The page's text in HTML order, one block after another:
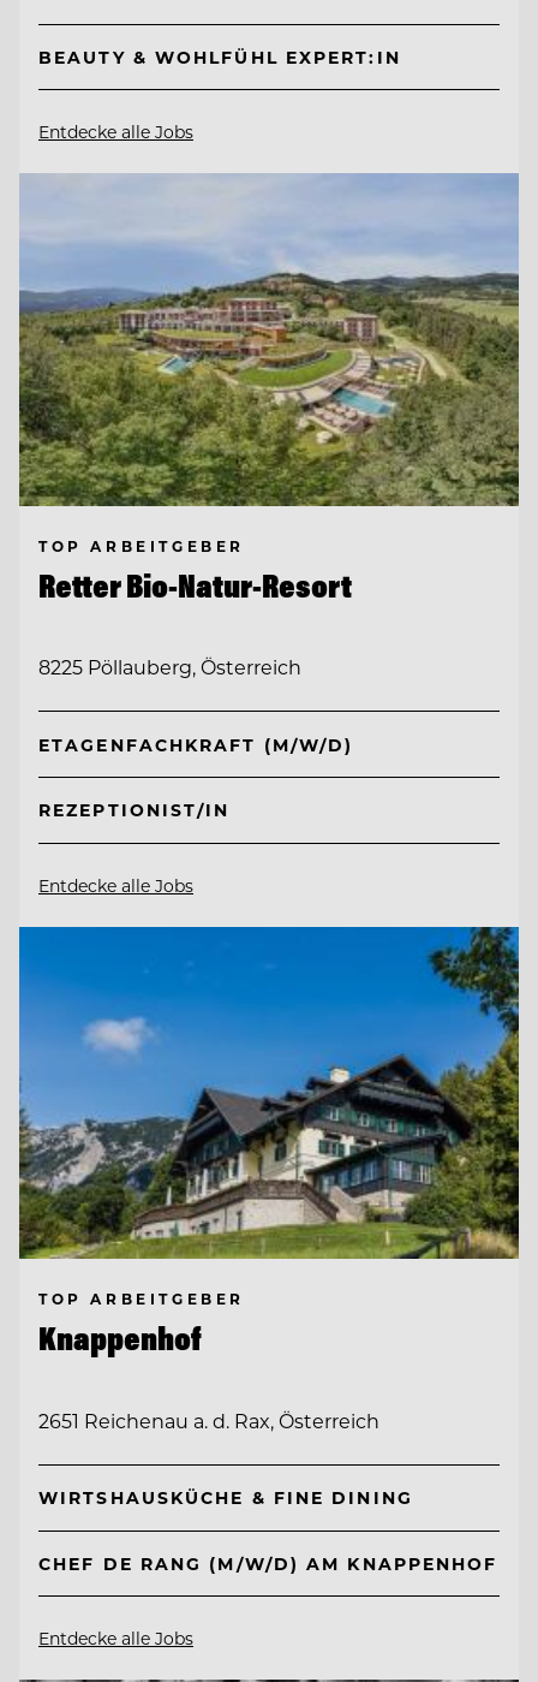
BEAUTY & WOHLFÜHL EXPERT:IN
Entdecke alle Jobs
TOP ARBEITGEBER
Retter Bio-Natur-Resort
8225 Pöllauberg, Österreich
ETAGENFACHKRAFT (M/W/D)
REZEPTIONIST/IN
Entdecke alle Jobs
TOP ARBEITGEBER
Knappenhof
2651 Reichenau a. d. Rax, Österreich
WIRTSHAUSKÜCHE & FINE DINING
CHEF DE RANG (M/W/D) AM KNAPPENHOF
Entdecke alle Jobs